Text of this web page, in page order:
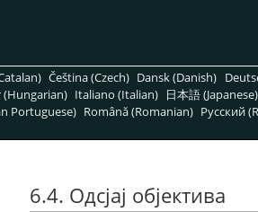
Čeština (Czech) Dansk (Danish)
(Hungarian) Italiano (Italian) 日本語 (Japanese)
Portuguese) Română (Romanian) Pусский
6.4. Одсјај објектива